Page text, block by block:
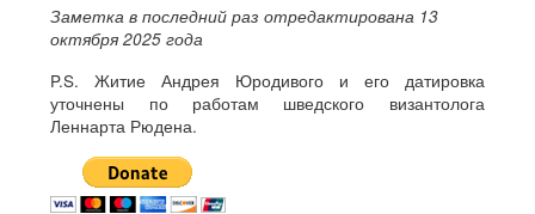
Заметка в последний раз отредактирована 13
октября 2025 года
P.S. Житие Андрея Юродивого и его датировка
уточнены по работам шведского византолога
Леннарта Рюдена.